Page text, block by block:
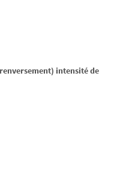
intensité de